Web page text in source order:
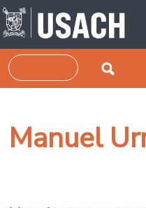
Pasar al contenido principal
Buscar
Manuel